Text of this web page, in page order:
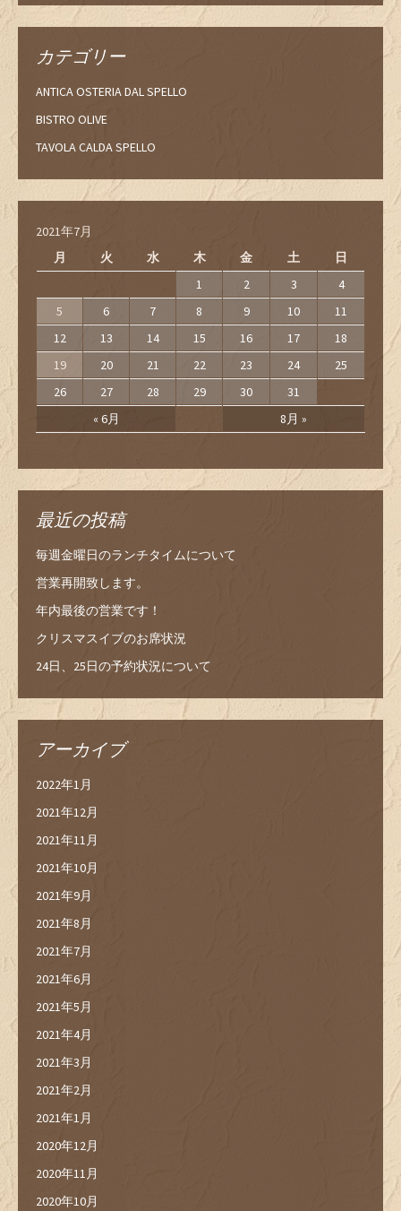
カテゴリー
ANTICA OSTERIA DAL SPELLO
BISTRO OLIVE
TAVOLA CALDA SPELLO
2021年7月
月
火 水 木 金 土 日
« 6月 8月 »
1 2 3
4
5
6 7 8 9 10
11
12
13 14 15 16 17
18
19
20 21 22 23 24
25
26
27 28 29 30 31
最近の投稿
毎週金曜日のランチタイムについて
営業再開致します。
年内最後の営業です！
クリスマスイブのお席状況
24日、25日の予約状況について
アーカイブ
2022年1月
2021年12月
2021年11月
2021年10月
2021年9月
2021年8月
2021年7月
2021年6月
2021年5月
2021年4月
2021年3月
2021年2月
2021年1月
2020年12月
2020年11月
2020年10月